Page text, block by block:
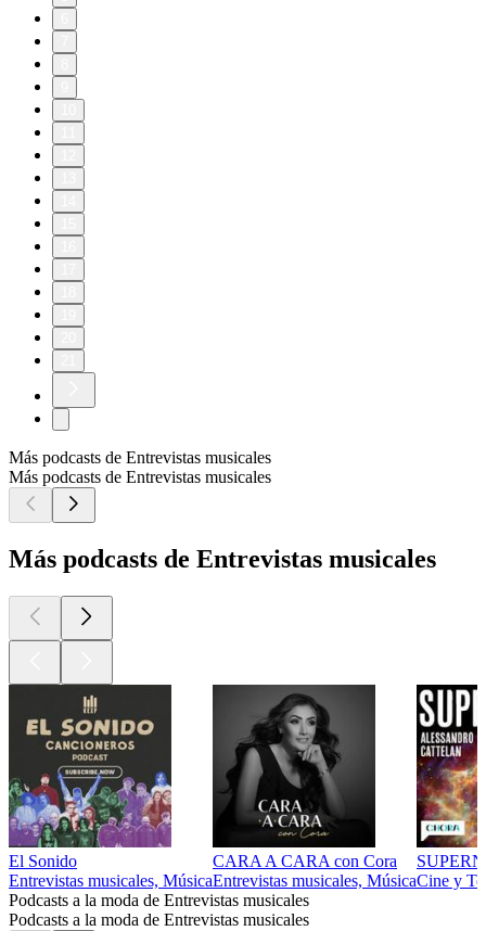
Más podcasts de Entrevistas musicales
Más podcasts de Entrevistas musicales
Más podcasts de Entrevistas musicales
El Sonido
Entrevistas musicales, Música
CARA A CARA con Cora
Entrevistas musicales, MúsicaCine y
Podcasts a la moda de Entrevistas musicales
Podcasts a la moda de Entrevistas musicales